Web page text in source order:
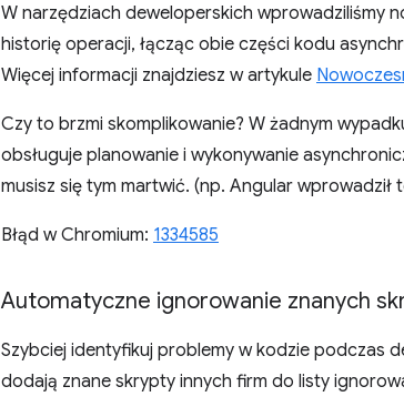
W narzędziach deweloperskich wprowadziliśmy
historię operacji, łącząc obie części kodu
Więcej informacji znajdziesz w artykule
Czy to brzmi skomplikowanie? W żadnym
obsługuje planowanie i wykonywanie
musisz się tym martwić. (np. Angular wprowadził
Błąd w Chromium: 1334585
Automatyczne ignorowanie znanych
Szybciej identyfikuj problemy w kodzie podczas
dodają znane skrypty innych firm do listy